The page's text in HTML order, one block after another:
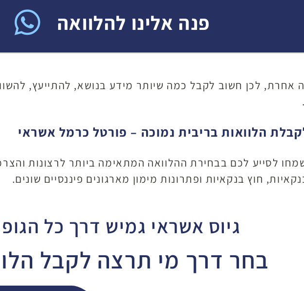
פנה אלינו להלוואה
אחרת, לכן חשוב לקבל כמה שיותר מידע בנושא, להתייעץ,
הלוואות בריבית נמוכה – פורטל כרמל אשראי
לסייע לכם בבחירת ההלוואה המתאימה ביותר לרצונות
חוץ בנקאיות ופתרונות מימון מארגונים פיננסיים שונים.
גיוס אשראי גמיש דרך כל
בחר דרך מי תרצה לקבל